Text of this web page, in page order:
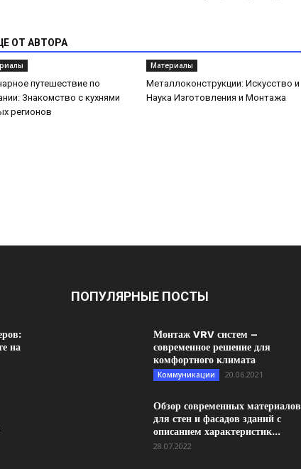
ОТ АВТОРА
путешествие по
Знакомство с кухнями
регионов
Материалы
Металлоконструкции: Искусство и
Наука Изготовления и Монтажа
на
ПОПУЛЯРНЫЕ ПОСТЫ
Монтаж VRV систем –
современное решение для
комфортного климата
Коммуникации 20.06.2021
Обзор современных материалов
для стен и фасадов зданий с
описанием характеристик...
28.07.2022